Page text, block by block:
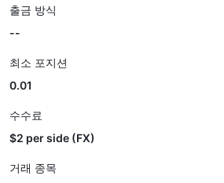
출금 방식
--
최소 포지션
0.01
수수료
$2 per side (FX)
거래 종목